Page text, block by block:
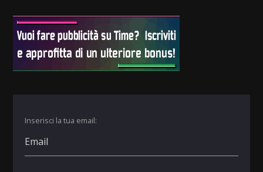
Inserisci la tua email: